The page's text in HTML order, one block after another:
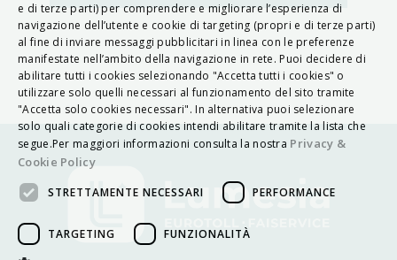
ENGLISH
FRENCH
HUNGARIAN
DEUTSCH
POLSKI
PORTUGUÊS
e di terze parti) per comprendere e migliorare l’esperienza di
navigazione dell’utente e cookie di targeting (propri e di terze parti)
al fine di inviare messaggi pubblicitari in linea con le preferenze
manifestate nell’ambito della navigazione in rete. Puoi decidere di
abilitare tutti i cookies selezionando "Accetta tutti i cookies" o
utilizzare solo quelli necessari al funzionamento del sito tramite
"Accetta solo cookies necessari". In alternativa puoi selezionare
solo quali categorie di cookies intendi abilitare tramite la lista che
segue.Per maggiori informazioni consulta la nostra Privacy &
Cookie Policy
STRETTAMENTE NECESSARI PERFORMANCE
TARGETING FUNZIONALITÀ